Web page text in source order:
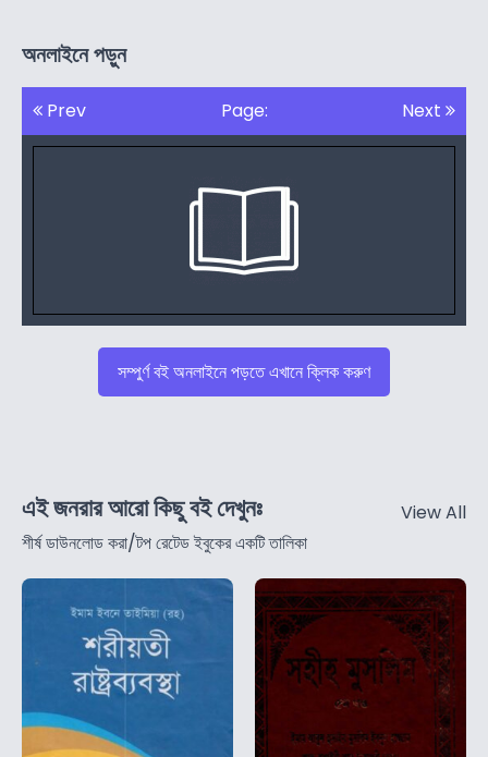
অনলাইনে পড়ুন
Prev Page: Next
সম্পুর্ণ বই অনলাইনে পড়তে এখানে ক্লিক করুণ
এই জনরার আরো কিছু বই দেখুনঃ
শীর্ষ ডাউনলোড করা/টপ রেটেড ইবুকের একটি তালিকা
View All